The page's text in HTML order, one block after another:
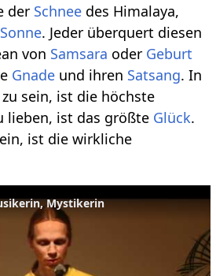
der Schnee des Himalaya,
Sonne. Jeder überquert diesen
von Samsara oder Geburt
Gnade und ihren Satsang. In
zu sein, ist die höchste
lieben, ist das größte Glück.
ist die wirkliche
Mystikerin